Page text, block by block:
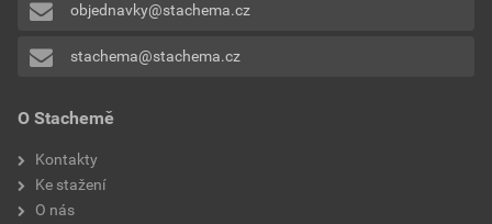
O Stachemě
Kontakty
Ke stažení
O nás
objednavky@stachema.cz
stachema@stachema.cz